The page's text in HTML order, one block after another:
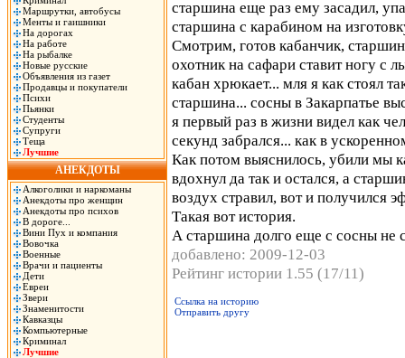
Маршрутки, автобусы
Менты и гаишники
На дорогах
На работе
На рыбалке
Новые русские
Объявления из газет
Продавцы и покупатели
Психи
Пьянки
Студенты
Супруги
Теща
Лучшие
АНЕКДОТЫ
Алкоголики и наркоманы
Анекдоты про женщин
Анекдоты про психов
В дороге...
Вини Пух и компания
Вовочка
Военные
Врачи и пациенты
Дети
Евреи
Звери
Знаменитости
Кавказцы
Компьютерные
Криминал
Лучшие
старшина еще раз ему засадил,
старшина с карабином на
Смотрим, готов кабанчик,
охотник на сафари ставит ногу с
кабан хрюкает... мля я как стоял
старшина... сосны в Закарпатье
я первый раз в жизни видел как
секунд забрался... как в
Как потом выяснилось, убили мы
вдохнул да так и остался, а
воздух стравил, вот и получился
Такая вот история.
А старшина долго еще с сосны не
добавлено: 2009-12-03
Рейтинг истории 1.55 (17/11)
Ссылка на историю
Отправить другу